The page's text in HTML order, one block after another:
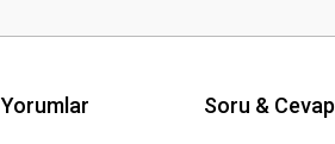
Yorumlar Soru & Cevap